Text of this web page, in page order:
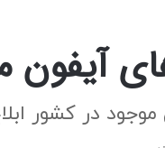
آیفون
در کشور